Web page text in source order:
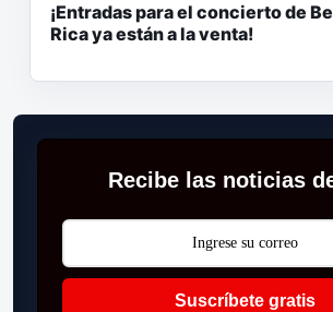
¡Entradas para el concierto de
Rica ya están a la venta!
Recibe las noticias
Suscríbete gratis